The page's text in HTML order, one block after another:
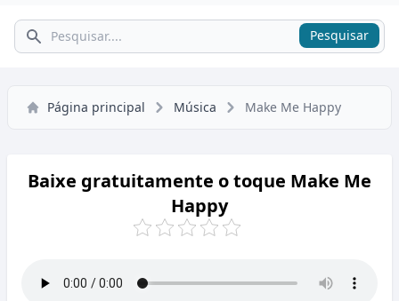
Pesquisar Pesquisar
Página principal Música Make Me Happy
Baixe gratuitamente o toque Make Me
Happy